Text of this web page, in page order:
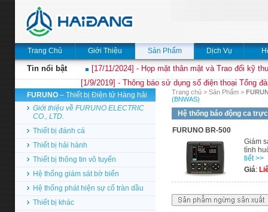
Trang Chủ Giới Thiệu Sản Phẩm Dịch Vụ
Tin nổi bật
[17/11/2024] - Họp mặt thân mật và Trao đổi kỹ
[1/9/2019] - Thông báo sử dụng số điện thoại Tổng
FURUNO – Thiết bị Điện tử Hàng hải
Giới thiệu về FURUNO ELECTRIC
CO., LTD.
Thiết bị đánh cá
Thiết bị hải hành
Thiết bị thông tin vô tuyến
Hệ thống giám sát bờ biển
Hệ thống phát hiện sự cố tràn dầu
Thiết bị khác
Trang chủ > Sản Phẩm >
(BNWAS)
Hệ thống báo động ca
FURUNO BR-500
Giám
tình
tiết >>
Giá: